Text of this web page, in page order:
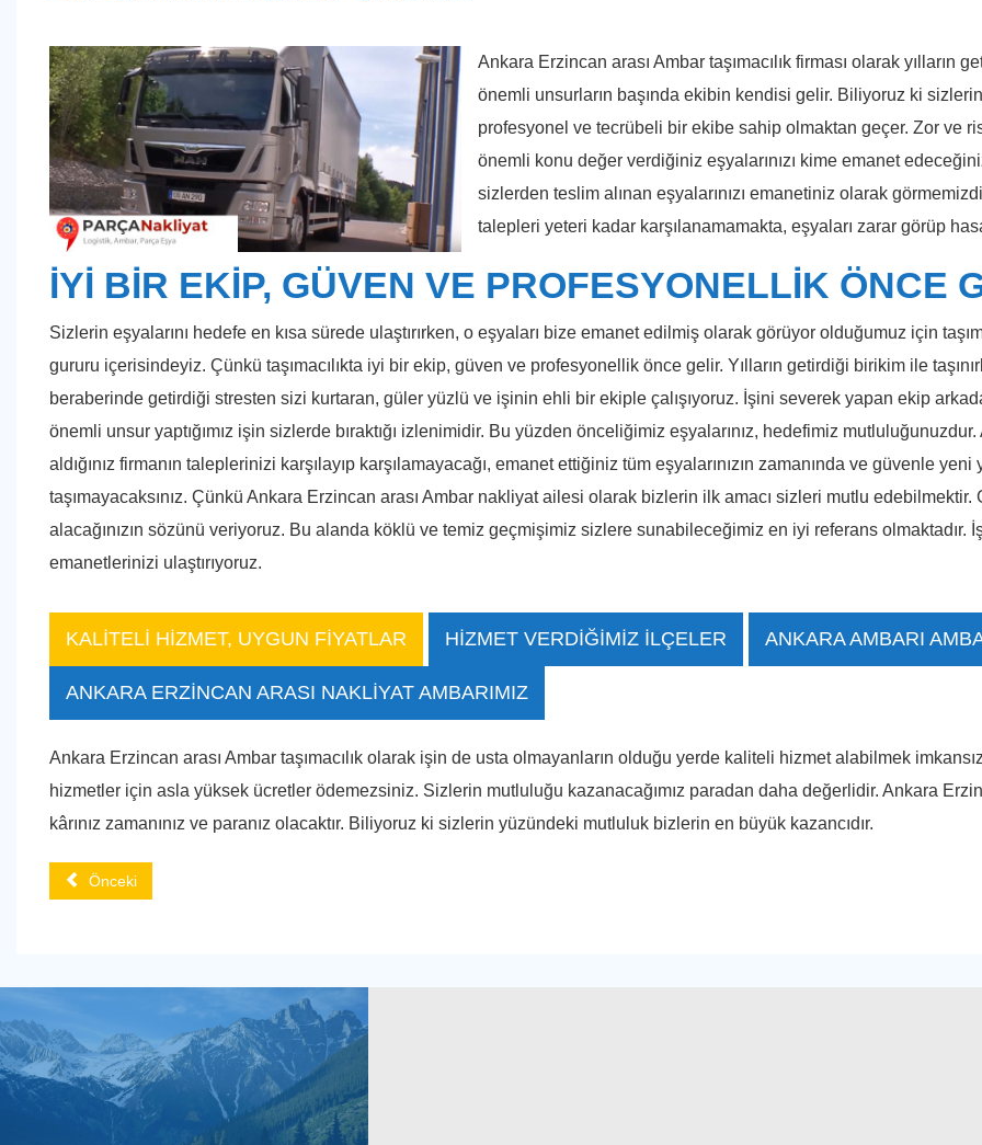
Ankara Erzincan arası Ambar taşımacılık firması olarak yılların
önemli unsurların başında ekibin kendisi gelir. Biliyoruz ki
profesyonel ve tecrübeli bir ekibe sahip olmaktan geçer. Zor ve
önemli konu değer verdiğiniz eşyalarınızı kime emanet
sizlerden teslim alınan eşyalarınızı emanetiniz olarak
talepleri yeteri kadar karşılanamamakta, eşyaları zarar görüp
İYİ BİR EKİP, GÜVEN VE PROFESYONELLİK ÖNCE
Sizlerin eşyalarını hedefe en kısa sürede ulaştırırken, o eşyaları bize emanet edilmiş olarak görüyor olduğumuz için
gururu içerisindeyiz. Çünkü taşımacılıkta iyi bir ekip, güven ve profesyonellik önce gelir. Yılların getirdiği birikim ile
beraberinde getirdiği stresten sizi kurtaran, güler yüzlü ve işinin ehli bir ekiple çalışıyoruz. İşini severek yapan ekip
önemli unsur yaptığımız işin sizlerde bıraktığı izlenimidir. Bu yüzden önceliğimiz eşyalarınız, hedefimiz
aldığınız firmanın taleplerinizi karşılayıp karşılamayacağı, emanet ettiğiniz tüm eşyalarınızın zamanında ve güvenle
taşımayacaksınız. Çünkü Ankara Erzincan arası Ambar nakliyat ailesi olarak bizlerin ilk amacı sizleri mutlu
alacağınızın sözünü veriyoruz. Bu alanda köklü ve temiz geçmişimiz sizlere sunabileceğimiz en iyi referans
emanetlerinizi ulaştırıyoruz.
KALİTELİ HİZMET, UYGUN FİYATLAR HİZMET VERDİĞİMİZ İLÇELER ANKARA AMBARI
ANKARA ERZİNCAN ARASI NAKLİYAT AMBARIMIZ
Ankara Erzincan arası Ambar taşımacılık olarak işin de usta olmayanların olduğu yerde kaliteli hizmet alabilmek
hizmetler için asla yüksek ücretler ödemezsiniz. Sizlerin mutluluğu kazanacağımız paradan daha değerlidir. Ankara
kârınız zamanınız ve paranız olacaktır. Biliyoruz ki sizlerin yüzündeki mutluluk bizlerin en büyük kazancıdır.
Önceki